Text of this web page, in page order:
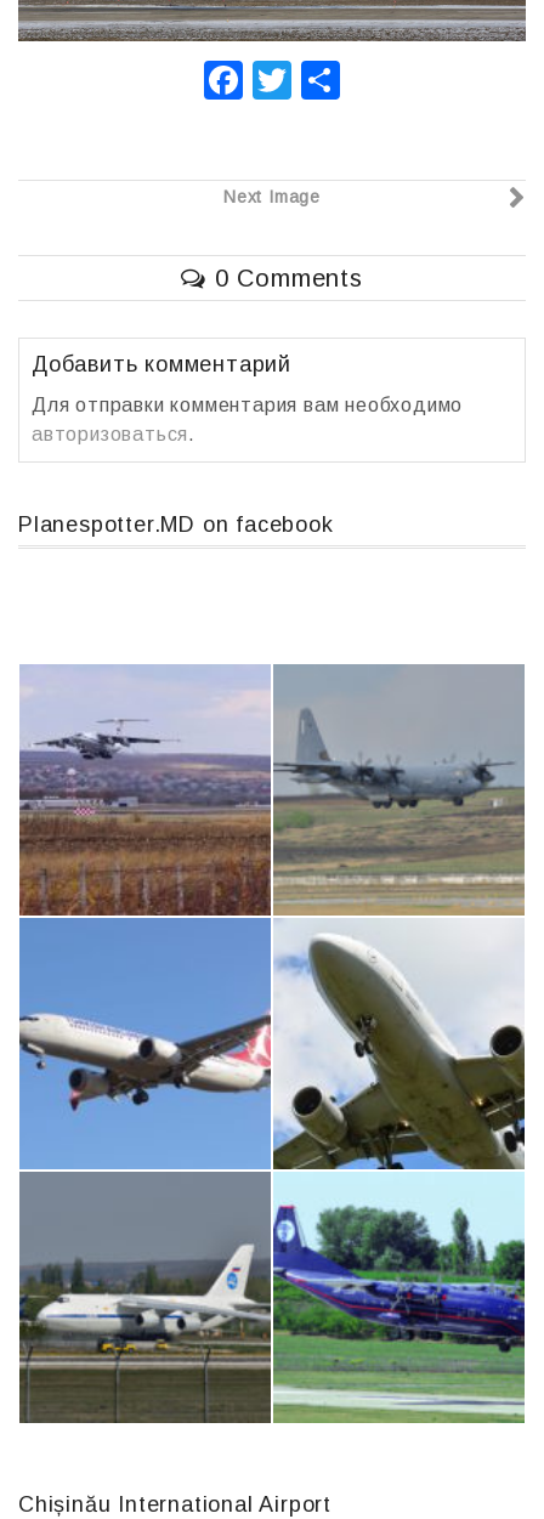
F
e
o
o
k
T
er
в
и
т
ь
Next Image
0 Comments
Добавить комментарий
Для отправки комментария вам необходимо
авторизоваться.
Planespotter.MD on facebook
MC-130, 15731
Airbus A319-114 D-AILN, Lufthansa, Франкфурт-Кишинев, 24/06/18
Chișinău International Airport